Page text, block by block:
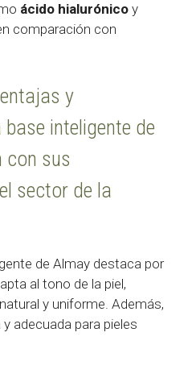
ácido hialurónico y
comparación con
y
inteligente de
con sus
sector de la
de Almay destaca por
al tono de la piel,
y uniforme. Además,
adecuada para pieles